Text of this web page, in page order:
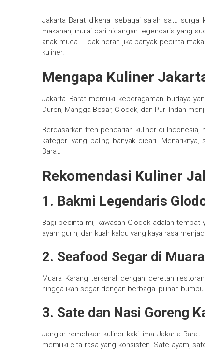
Jakarta Barat dikenal sebagai salah satu surga
makanan, mulai dari hidangan legendaris yang
anak muda. Tidak heran jika banyak pecinta
kuliner.
Mengapa Kuliner
Jakarta Barat memiliki keberagaman budaya
Duren, Mangga Besar, Glodok, dan Puri Indah
Berdasarkan tren pencarian kuliner di
kategori yang paling banyak dicari.
Barat.
Rekomendasi Kuliner
1. Bakmi Legendaris
Bagi pecinta mi, kawasan Glodok adalah
ayam gurih, dan kuah kaldu yang kaya rasa
2. Seafood Segar di
Muara Karang terkenal dengan deretan
hingga ikan segar dengan berbagai pilihan bumbu.
3. Sate dan Nasi Goreng
Jangan remehkan kuliner kaki lima Jakarta
memiliki cita rasa yang konsisten. Sate ayam,